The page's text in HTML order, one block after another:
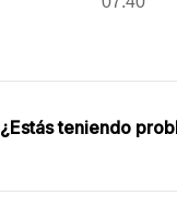
¿Estás teniendo